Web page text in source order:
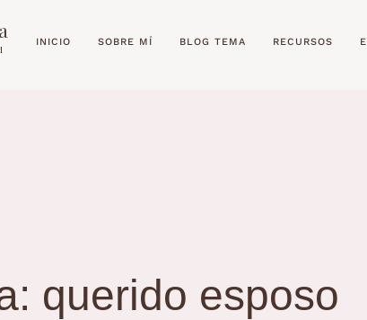
INICIO SOBRE MÍ BLOG TEMA RECURSOS
querido esposo